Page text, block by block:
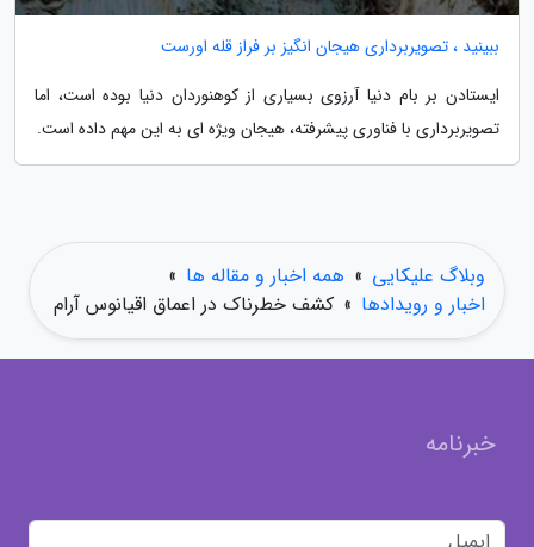
ببینید ، تصویربرداری هیجان انگیز بر فراز قله اورست
ایستادن بر بام دنیا آرزوی بسیاری از کوهنوردان دنیا بوده است، اما
تصویربرداری با فناوری پیشرفته، هیجان ویژه ای به این مهم داده است.
وبلاگ علیکایی » همه اخبار و مقاله ها »
اخبار و رویدادها » کشف خطرناک در اعماق اقیانوس آرام
خبرنامه